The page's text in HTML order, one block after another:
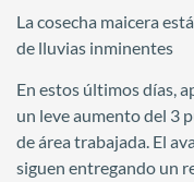
La cosecha maicera
de lluvias inminentes
En estos últimos días,
un leve aumento del 3
de área trabajada. El
siguen entregando un